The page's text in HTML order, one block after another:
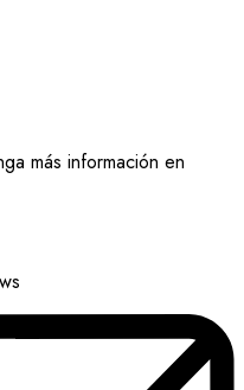
más información en